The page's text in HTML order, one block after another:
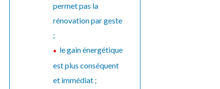
permet pas la
rénovation par geste
;
le gain énergétique
est plus conséquent
et immédiat ;